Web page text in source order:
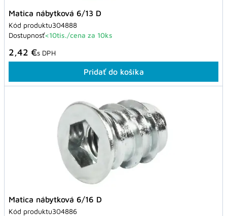
Matica nábytková 6/13 D
Kód produktu304888
Dostupnosť<10tis./cena za 10ks
2,42 €s DPH
Pridať do košíka
Matica nábytková 6/16 D
Kód produktu304886